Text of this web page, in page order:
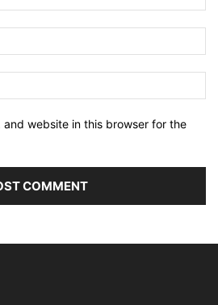
and website in this browser for the